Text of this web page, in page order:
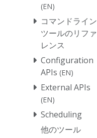
(EN)
コマンドライン
ツールのリファ
レンス
Configuration
APIs (EN)
External APIs
(EN)
Scheduling
他のツール